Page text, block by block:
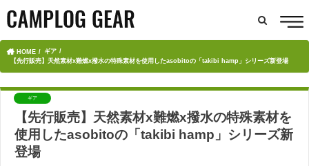
HOME
ギア
【先行販売】天然素材x難燃x撥水の特殊素材を使用したasobitoの「takibi hamp」シリーズ新登場
ギア
【先行販売】天然素材x難燃x撥水の特殊素材を
使用したasobitoの「takibi hamp」シリーズ新
登場